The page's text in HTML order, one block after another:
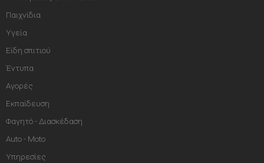
Παιχνίδια
Υγεία
Είδη σπιτιού
Έντυπα
Αγορές
Εκπαίδευση
Φαγητό - Διασκέδαση
Auto - Moto
Υπηρεσίες